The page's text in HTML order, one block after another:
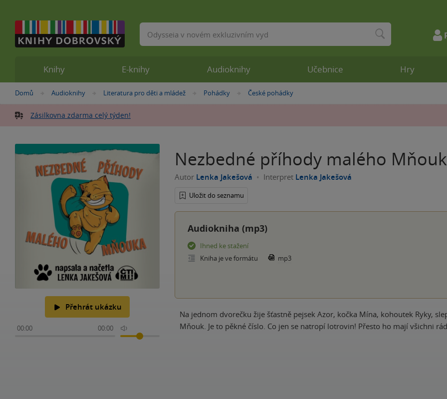
Nacházíte
zde:
Domů »Audioknihy »
Literatura pro děti a mládež »Pohádky »
České pohádky
Zásilkovna zdarma celý týden!
Přehrát ukázku
00:00 00:00
Nezbedné příhody malého
Autor Lenka Jakešová Interpret Lenka Jakešová
Uložit do seznamu
Audiokniha (mp3)
Ihned ke stažení
Kniha je ve formátu
mp3
Na jednom dvorečku žije šťastně pejsek Azor, kočka Mína, kohoutek Ryky,
Mňouk. Je to pěkné číslo. Co jen se natropí lotrovin! Přesto ho mají všichni
Knihy E-knihy Audioknihy Učebnice Hry
Vyhledávání